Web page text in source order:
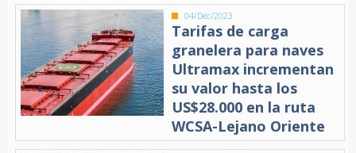
04/Dec/2023
Tarifas de carga
granelera para naves
Ultramax incrementan
su valor hasta los
US$28.000 en la ruta
WCSA-Lejano Oriente